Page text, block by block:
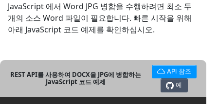
JavaScript 에서 Word JPG 병합을 수행하려면 최소 두
개의 소스 Word 파일이 필요합니다. 빠른 시작을 위해
아래 JavaScript 코드 예제를 확인하십시오.
REST API를 사용하여 DOCX을 JPG에 병합하는
JavaScript 코드 예제
API 참조
예